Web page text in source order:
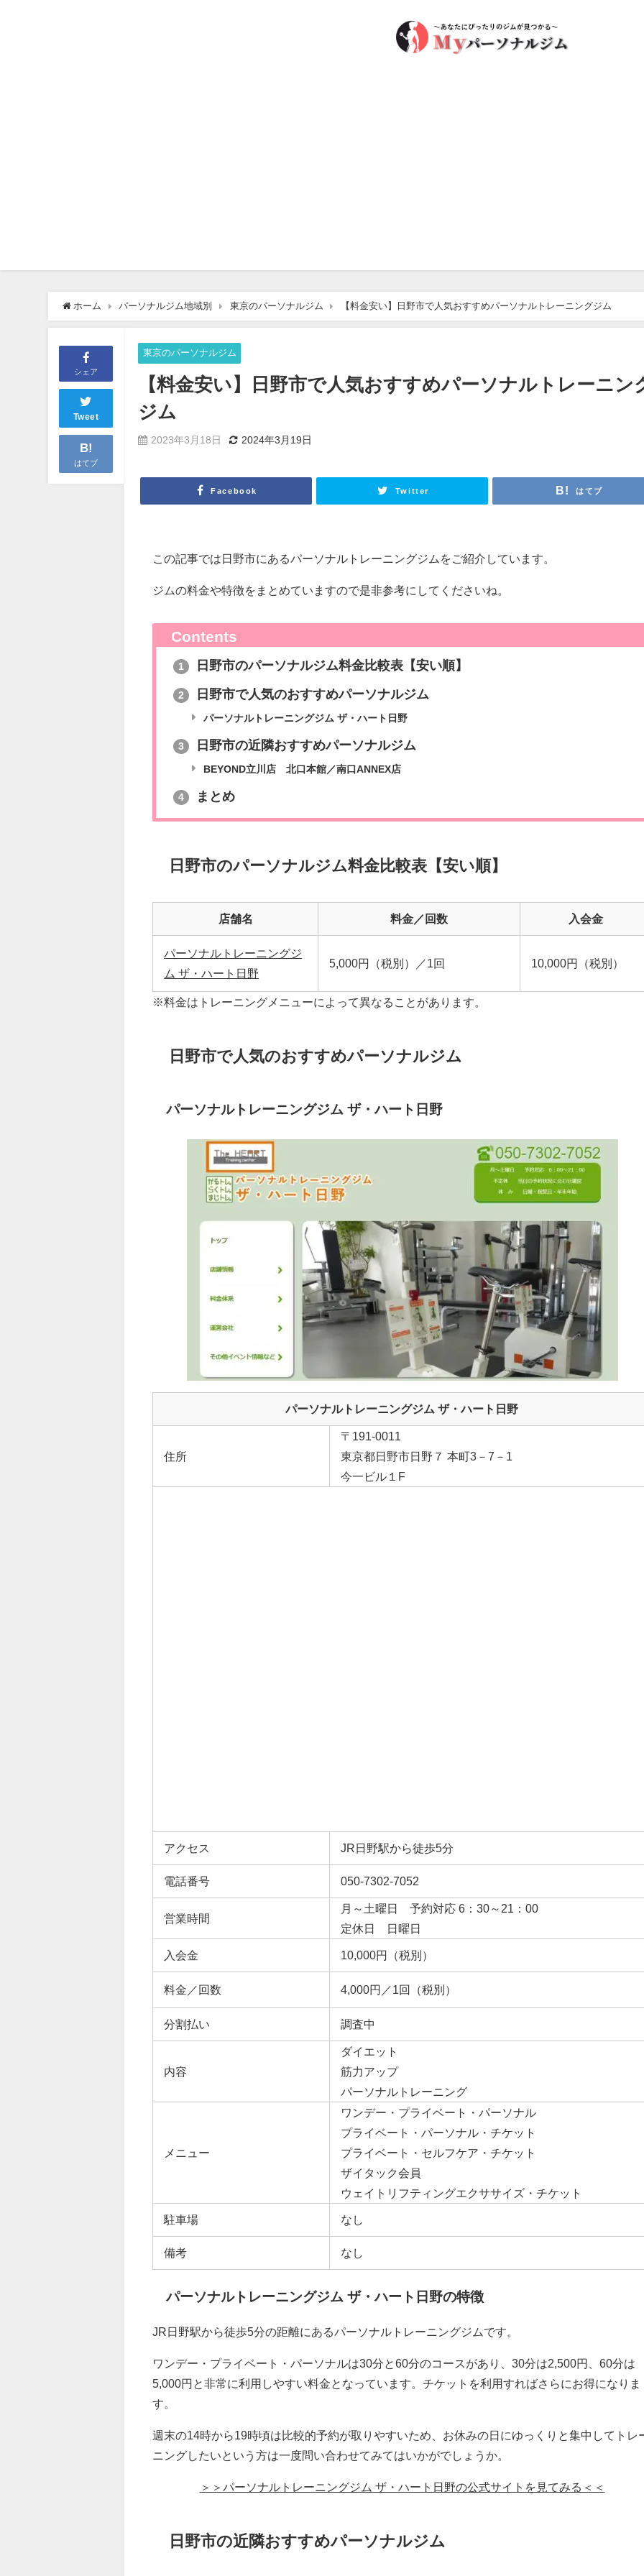
ホーム パーソナルジム地域別 東京のパーソナルジム 【料金安い】日野市で人気おすすめパーソナルトレーニングジム
シェア
Tweet
B!
はてブ
東京のパーソナルジム
【料金安い】日野市で人気おすすめパーソナルトレーニン
ジム
2023年3月18日 2024年3月19日
Facebook Twitter はてブ
この記事では日野市にあるパーソナルトレーニングジムをご紹介しています。
ジムの料金や特徴をまとめていますので是非参考にしてくださいね。
Contents
1 日野市のパーソナルジム料金比較表【安い順】
2 日野市で人気のおすすめパーソナルジム
パーソナルトレーニングジム ザ・ハート日野
3 日野市の近隣おすすめパーソナルジム
BEYOND立川店 北口本館／南口ANNEX店
4 まとめ
日野市のパーソナルジム料金比較表【安い順】
店舗名 料金／回数 入会金
パーソナルトレーニングジ
ム ザ・ハート日野
5,000円（税別）／1回 10,000円（税別）
※料金はトレーニングメニューによって異なることがあります。
日野市で人気のおすすめパーソナルジム
パーソナルトレーニングジム ザ・ハート日野
パーソナルトレーニングジム ザ・ハート日野
住所
〒191-0011
東京都日野市日野７ 本町3－7－1
今一ビル１F
アクセス JR日野駅から徒歩5分
電話番号 050-7302-7052
営業時間
月～土曜日 予約対応 6：30～21：00
定休日 日曜日
入会金 10,000円（税別）
料金／回数 4,000円／1回（税別）
分割払い 調査中
内容
ダイエット
筋力アップ
パーソナルトレーニング
メニュー
ワンデー・プライベート・パーソナル
プライベート・パーソナル・チケット
プライベート・セルフケア・チケット
ザイタック会員
ウェイトリフティングエクササイズ・チケット
駐車場 なし
備考 なし
パーソナルトレーニングジム ザ・ハート日野の特徴
JR日野駅から徒歩5分の距離にあるパーソナルトレーニングジムです。
ワンデー・プライベート・パーソナルは30分と60分のコースがあり、30分は2,500円、60分は
5,000円と非常に利用しやすい料金となっています。チケットを利用すればさらにお得になりま
す。
週末の14時から19時頃は比較的予約が取りやすいため、お休みの日にゆっくりと集中してトレ
ニングしたいという方は一度問い合わせてみてはいかがでしょうか。
＞＞パーソナルトレーニングジム ザ・ハート日野の公式サイトを見てみる＜＜
日野市の近隣おすすめパーソナルジム